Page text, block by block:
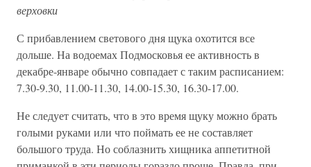
верховки
С прибавлением светового дня щука охотится все
дольше. На водоемах Подмосковья ее активность в
декабре-январе обычно совпадает с таким расписанием:
7.30-9.30, 11.00-11.30, 14.00-15.30, 16.30-17.00.
Не следует считать, что в это время щуку можно брать
голыми руками или что поймать ее не составляет
большого труда. Но соблазнить хищника аппетитной